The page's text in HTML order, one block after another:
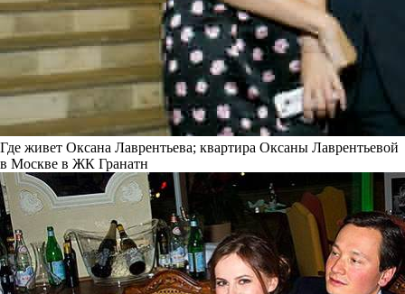
Где живет Оксана Лаврентьева; квартира Оксаны Лаврентьевой
в Москве в ЖК Гранатн